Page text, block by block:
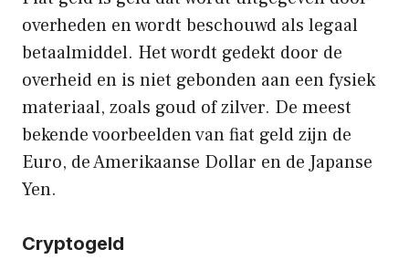
overheden en wordt beschouwd als legaal
betaalmiddel. Het wordt gedekt door de
overheid en is niet gebonden aan een fysiek
materiaal, zoals goud of zilver. De meest
bekende voorbeelden van fiat geld zijn de
Euro, de Amerikaanse Dollar en de Japanse
Yen.
Cryptogeld